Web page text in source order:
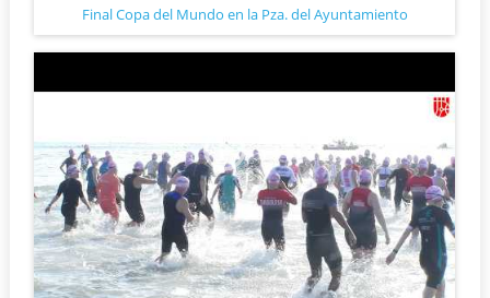
Final Copa del Mundo en la Pza. del Ayuntamiento